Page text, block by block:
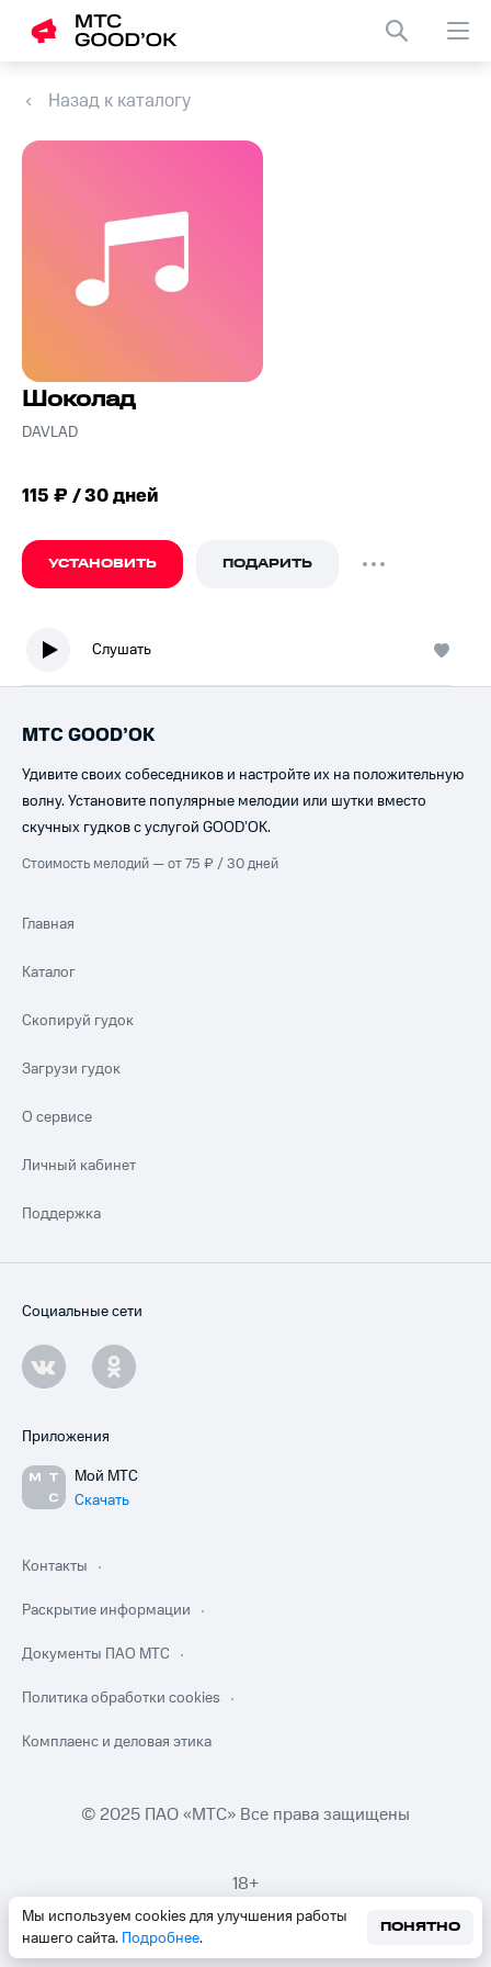
Назад к каталогу
Шоколад
DAVLAD
115 ₽ / 30 дней
УСТАНОВИТЬ ПОДАРИТЬ
Слушать
Мы используем cookies для улучшения работы
нашего сайта. Подробнее.
ПОНЯТНО
МТС GOOD’OK
Удивите своих собеседников и настройте их на положительную
волну. Установите популярные мелодии или шутки вместо
скучных гудков с услугой GOOD’OK.
Стоимость мелодий — от 75 ₽ / 30 дней
Главная
Каталог
Скопируй гудок
Загрузи гудок
О сервисе
Личный кабинет
Поддержка
Социальные сети
Приложения
Мой МТС
Скачать
Контакты
Раскрытие информации
Документы ПАО МТС
Политика обработки cookies
Комплаенс и деловая этика
© 2025 ПАО «МТС» Все права защищены
18+